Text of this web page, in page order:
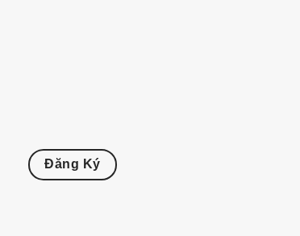
Đăng Ký